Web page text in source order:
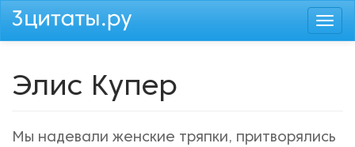
Перейти
Элис Купер
Мы надевали женские тряпки, притворялись